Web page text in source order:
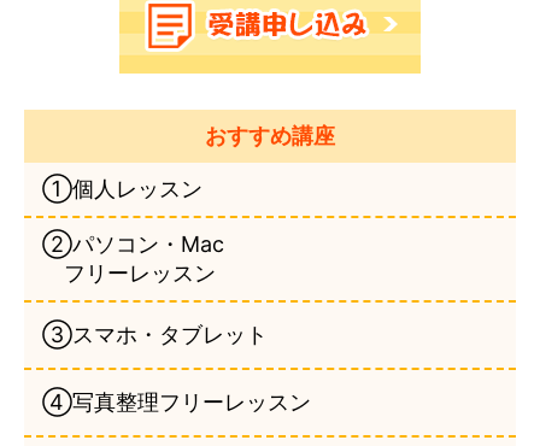
おすすめ講座
①個人レッスン
②パソコン・Mac
フリーレッスン
③スマホ・タブレット
④写真整理フリーレッスン